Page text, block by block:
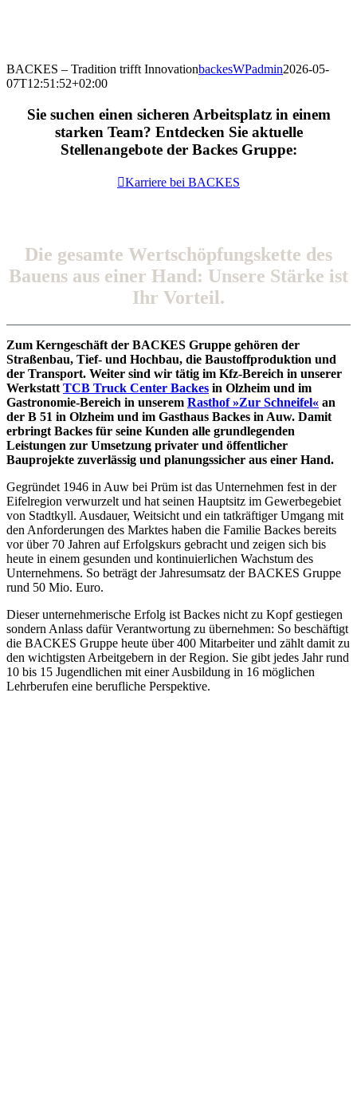
BACKES – Tradition trifft InnovationbackesWPadmin2026-05-
07T12:51:52+02:00
Sie suchen einen sicheren Arbeitsplatz in einem
starken Team? Entdecken Sie aktuelle
Stellenangebote der Backes Gruppe:
Karriere bei BACKES
Die gesamte Wertschöpfungskette des
Bauens aus einer Hand: Unsere Stärke ist
Ihr Vorteil.
Zum Kerngeschäft der BACKES Gruppe gehören der
Straßenbau, Tief- und Hochbau, die Baustoffproduktion und
der Transport. Weiter sind wir tätig im Kfz-Bereich in unserer
Werkstatt TCB Truck Center Backes in Olzheim und im
Gastronomie-Bereich in unserem Rasthof »Zur Schneifel« an
der B 51 in Olzheim und im Gasthaus Backes in Auw. Damit
erbringt Backes für seine Kunden alle grundlegenden
Leistungen zur Umsetzung privater und öffentlicher
Bauprojekte zuverlässig und planungssicher aus einer Hand.
Gegründet 1946 in Auw bei Prüm ist das Unternehmen fest in der
Eifelregion verwurzelt und hat seinen Hauptsitz im Gewerbegebiet
von Stadtkyll. Ausdauer, Weitsicht und ein tatkräftiger Umgang mit
den Anforderungen des Marktes haben die Familie Backes bereits
vor über 70 Jahren auf Erfolgskurs gebracht und zeigen sich bis
heute in einem gesunden und kontinuierlichen Wachstum des
Unternehmens. So beträgt der Jahresumsatz der BACKES Gruppe
rund 50 Mio. Euro.
Dieser unternehmerische Erfolg ist Backes nicht zu Kopf gestiegen
sondern Anlass dafür Verantwortung zu übernehmen: So beschäftigt
die BACKES Gruppe heute über 400 Mitarbeiter und zählt damit zu
den wichtigsten Arbeitgebern in der Region. Sie gibt jedes Jahr rund
10 bis 15 Jugendlichen mit einer Ausbildung in 16 möglichen
Lehrberufen eine berufliche Perspektive.